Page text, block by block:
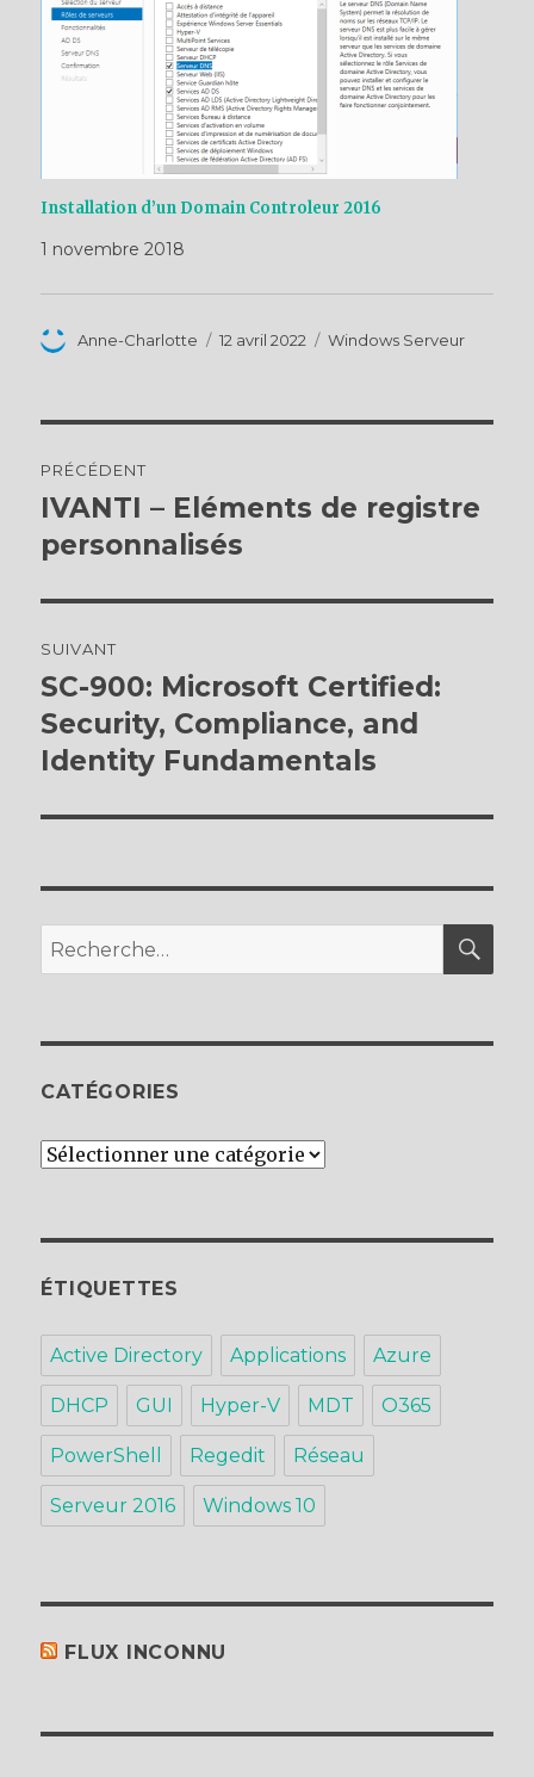
Installation d’un Domain Controleur 2016
1 novembre 2018
Auteur
Anne-Charlotte
Publié
12 avril 2022 Catégories
Windows Serveur
de
l’article
PRÉCÉDENT
Publication
précédente :
IVANTI – Eléments de registre
personnalisés
SUIVANT
Publication
suivante :
SC-900: Microsoft Certified:
Security, Compliance, and
Identity Fundamentals
Recherche
pour :
CATÉGORIES
Catégories
ÉTIQUETTES
Active Directory Applications Azure
DHCP GUI Hyper-V MDT O365
PowerShell Regedit Réseau
Serveur 2016 Windows 10
FLUX INCONNU